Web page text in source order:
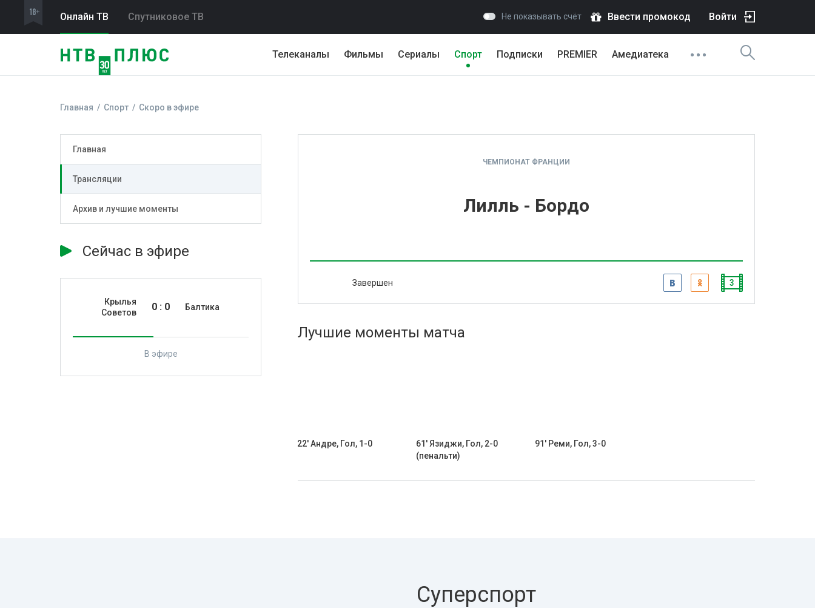
Онлайн ТВ Спутниковое ТВ Не показывать счёт Ввести промокод Войти
Телеканалы Фильмы Сериалы Спорт Подписки PREMIER Амедиатека
Главная Спорт Скоро в эфире
Главная
Трансляции
Архив и лучшие моменты
Сейчас в эфире
Крылья
Советов
Балтика
0 : 0
В эфире
ЧЕМПИОНАТ ФРАНЦИИ
Лилль - Бордо
Завершен 3
Лучшие моменты матча
22' Андре, Гол, 1-0
61' Язиджи, Гол, 2-0
(пенальти)
91' Реми, Гол, 3-0
Суперспорт